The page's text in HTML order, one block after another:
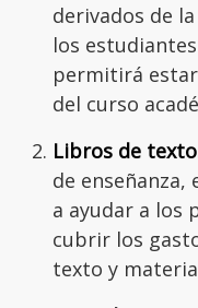
derivados de
los
permitirá
del curso
Libros de
de enseñanza,
a ayudar a los
cubrir los
texto y